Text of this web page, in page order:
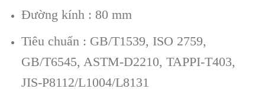
Đường kính : 80 mm
Tiêu chuẩn : GB/T1539, ISO 2759,
GB/T6545, ASTM-D2210, TAPPI-T403,
JIS-P8112/L1004/L8131